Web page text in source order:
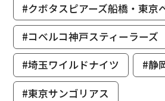
#クボタスピアーズ船橋・東京
#コベルコ神戸スティーラーズ
#埼玉ワイルドナイツ
#静
#東京サンゴリアス